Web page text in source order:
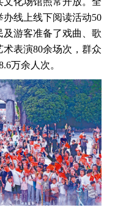
线上线下阅读活动50
游客准备了戏曲、歌
表演80余场次，群众
万余人次。